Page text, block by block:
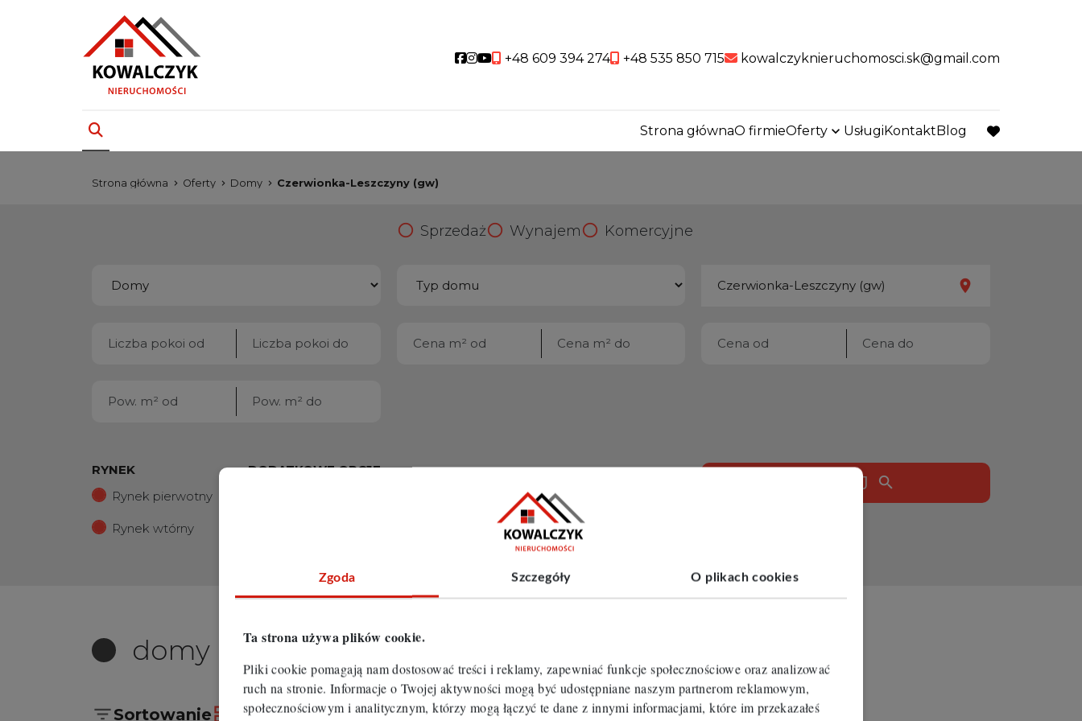
Zgoda Szczegóły O plikach cookies
Ta strona używa plików cookie.
Pliki cookie pomagają nam dostosować treści i reklamy, zapewniać funkcje społecznościowe oraz analizować
ruch na stronie. Informacje o Twojej aktywności mogą być udostępniane naszym partnerom reklamowym,
społecznościowym i analitycznym, którzy mogą łączyć te dane z innymi informacjami, które im przekazałeś
Social link
Social link
Social link
+48 609 394 274 +48 535 850 715 kowalczyknieruchomosci.sk@gmail.com
Strona głównaO firmieOferty UsługiKontaktBlog
favorite
Strona główna Oferty Domy Czerwionka-Leszczyny (gw)
Sprzedaż Wynajem Komercyjne
RYNEK
Rynek pierwotny
Rynek wtórny
DODATKOWE OPCJE
Oferty bez prowizji
SZUKAJ
domy Czerwionka-Leszczyny (gw)
Sortowanie